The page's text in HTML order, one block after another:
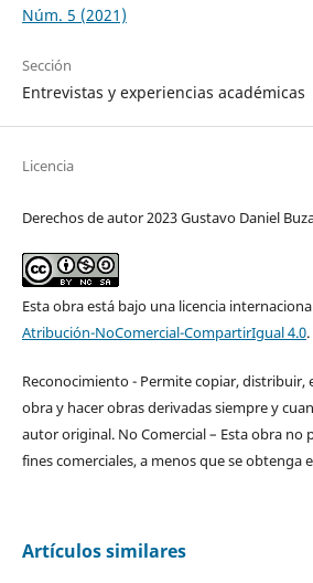
Núm. 5 (2021)
Sección
Entrevistas y experiencias académicas
Licencia
Derechos de autor 2023 Gustavo Daniel
Esta obra está bajo una licencia
Atribución-NoComercial-CompartirIgual 4.0.
Reconocimiento - Permite copiar, distribuir,
obra y hacer obras derivadas siempre y
autor original. No Comercial – Esta obra no
fines comerciales, a menos que se obtenga
Artículos similares